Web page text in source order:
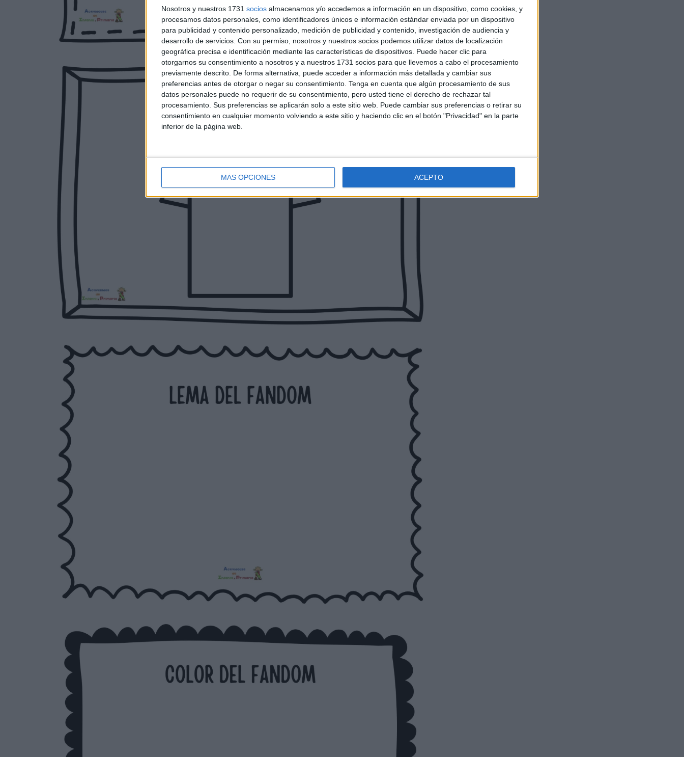
Nosotros y nuestros 1731 socios almacenamos y/o accedemos a información en un dispositivo, como cookies, y
procesamos datos personales, como identificadores únicos e información estándar enviada por un dispositivo
para publicidad y contenido personalizado, medición de publicidad y contenido, investigación de audiencia y
desarrollo de servicios. Con su permiso, nosotros y nuestros socios podemos utilizar datos de localización
geográfica precisa e identificación mediante las características de dispositivos. Puede hacer clic para
otorgarnos su consentimiento a nosotros y a nuestros 1731 socios para que llevemos a cabo el procesamiento
previamente descrito. De forma alternativa, puede acceder a información más detallada y cambiar sus
preferencias antes de otorgar o negar su consentimiento. Tenga en cuenta que algún procesamiento de sus
datos personales puede no requerir de su consentimiento, pero usted tiene el derecho de rechazar tal
procesamiento. Sus preferencias se aplicarán solo a este sitio web. Puede cambiar sus preferencias o retirar su
consentimiento en cualquier momento volviendo a este sitio y haciendo clic en el botón "Privacidad" en la parte
inferior de la página web.
MÁS OPCIONES ACEPTO